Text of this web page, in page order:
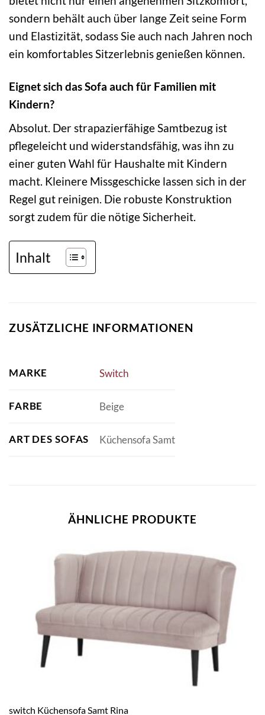
sondern behält auch über lange Zeit seine Form
und Elastizität, sodass Sie auch nach Jahren noch
ein komfortables Sitzerlebnis genießen können.
Eignet sich das Sofa auch für Familien mit
Kindern?
Absolut. Der strapazierfähige Samtbezug ist
pflegeleicht und widerstandsfähig, was ihn zu
einer guten Wahl für Haushalte mit Kindern
macht. Kleinere Missgeschicke lassen sich in der
Regel gut reinigen. Die robuste Konstruktion
sorgt zudem für die nötige Sicherheit.
Inhalt
ZUSÄTZLICHE INFORMATIONEN
MARKE Switch
FARBE Beige
ART DES SOFAS Küchensofa Samt
ÄHNLICHE PRODUKTE
switch Küchensofa Samt Rina